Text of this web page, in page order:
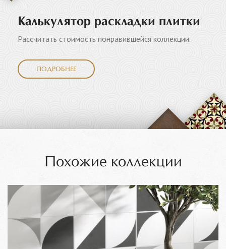
Калькулятор раскладки плитки
Рассчитать стоимость понравившейся коллекции.
ПОДРОБНЕЕ
Похожие коллекции